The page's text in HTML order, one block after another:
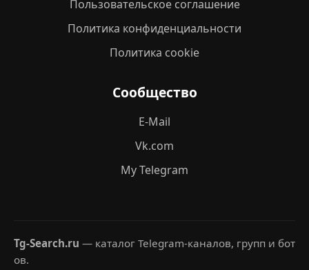
Пользовательское соглашение
Политика конфиденциальности
Политика cookie
Сообщество
E-Mail
Vk.com
My Telegram
Tg-Search.ru — каталог Telegram-каналов, групп и бот
ов.